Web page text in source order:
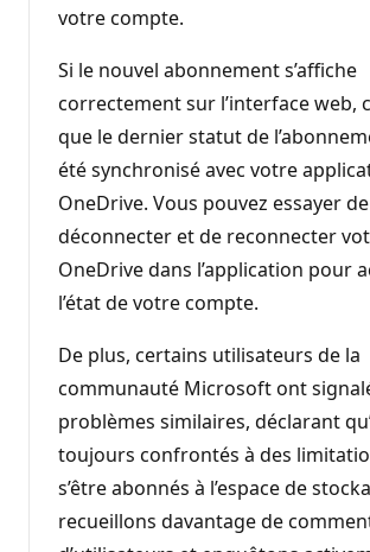
votre compte.
Si le nouvel abonnement s’affiche
correctement sur l’interface web,
que le dernier statut de
été synchronisé avec votre
OneDrive. Vous pouvez essayer de
déconnecter et de reconnecter
OneDrive dans l’application pour
l’état de votre compte.
De plus, certains utilisateurs de la
communauté Microsoft ont
problèmes similaires, déclarant
toujours confrontés à des
s’être abonnés à l’espace de
recueillons davantage de